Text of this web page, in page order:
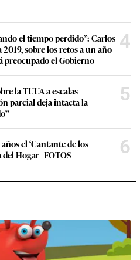
el tiempo perdido”: Carlos
sobre los retos a un año
preocupado el Gobierno
4
la TUUA a escalas
parcial deja intacta la
5
el ‘Cantante de los
Hogar | FOTOS
6